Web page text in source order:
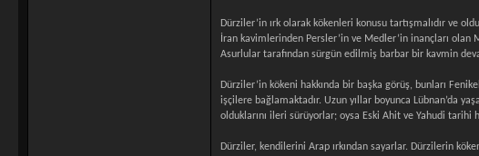
Dürziler’in ırk olarak kökenleri konusu tartışmalıdır ve
İran kavimlerinden Persler’in ve Medler’in inançları
Asurlular tarafından sürgün edilmiş barbar bir kavmin
Dürziler’in kökeni hakkında bir başka görüş, bunları
işçilere bağlamaktadır. Uzun yıllar boyunca Lübnan’da
olduklarını ileri sürüyorlar; oysa Eski Ahit ve Yahudi tarihi
Dürziler, kendilerini Arap ırkından sayarlar. Dürzilerin